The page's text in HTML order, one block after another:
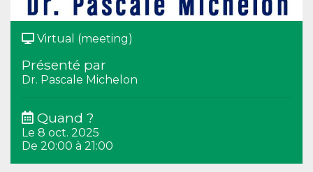
Virtual (meeting)
Présenté par
Dr. Pascale Michelon
Quand ?
Le 8 oct. 2025
De 20:00 à 21:00